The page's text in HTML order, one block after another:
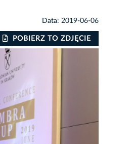
Data: 2019-06-06
POBIERZ TO ZDJĘCIE